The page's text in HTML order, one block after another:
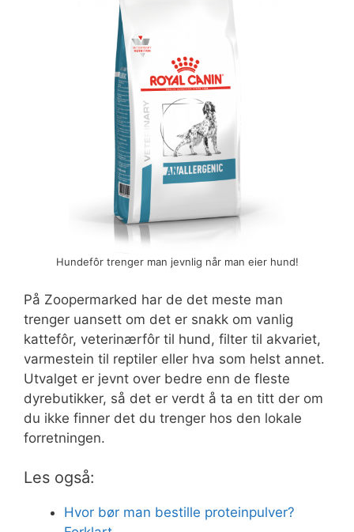
Hundefôr trenger man jevnlig når man eier hund!
På Zoopermarked har de det meste man
trenger uansett om det er snakk om vanlig
kattefôr, veterinærfôr til hund, filter til akvariet,
varmestein til reptiler eller hva som helst annet.
Utvalget er jevnt over bedre enn de fleste
dyrebutikker, så det er verdt å ta en titt der om
du ikke finner det du trenger hos den lokale
forretningen.
Les også:
Hvor bør man bestille proteinpulver?